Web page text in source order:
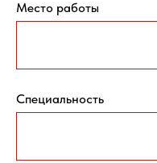
Место работы
Специальность